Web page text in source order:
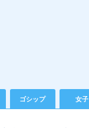
ゴシップ 女子